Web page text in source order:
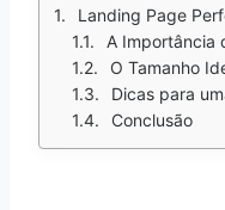
Landing Page
A Importância
O Tamanho
Dicas para
Conclusão